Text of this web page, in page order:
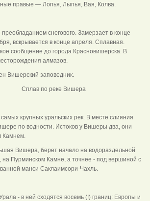
правые — Лопья, Лыпья, Вая, Колва.
снегового. Замерзает в конце
вскрывается в конце апреля. Сплавная.
сообщение до города Красновишерска. В
алмазов.
Вишерский заповедник.
реке Вишера
крупных уральских рек. В месте слияния
по водности. Истоков у Вишеры два, они
Камнем.
Вишера, берет начало на водораздельной
на Пурминском Камне, а точнее - под вершиной с
манси Саклаимсори-Чахль.
- в ней сходятся восемь (!) границ: Европы и